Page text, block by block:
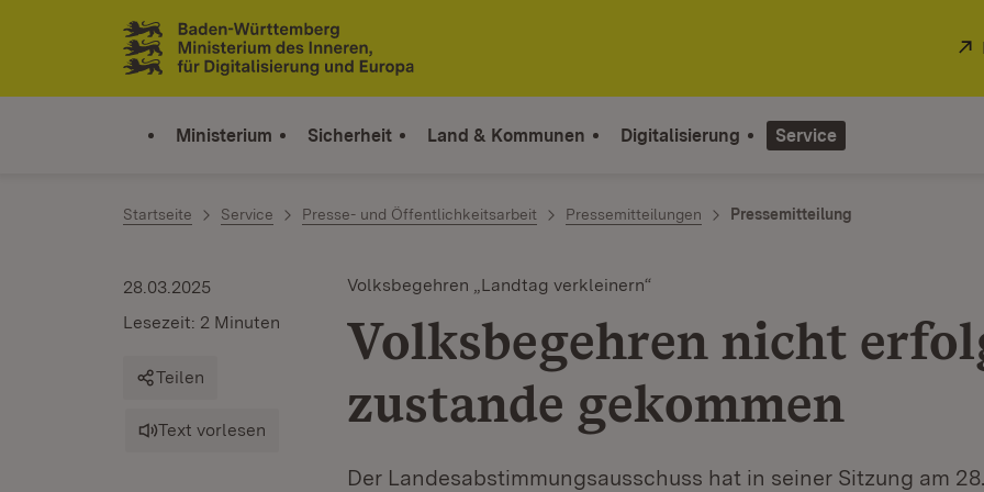
Zum Inhalt springen
Link zur Startseite
Ministerium Sicherheit Land & Kommunen Digitalisierung Service
Startseite Service Presse- und Öffentlichkeitsarbeit Pressemitteilungen Pressemitteilung
Volksbegehren „Landtag verkleinern“
Volksbegehren nicht
zustande gekommen
Der Landesabstimmungsausschuss hat in seiner Sitzung am
28.03.2025
Lesezeit: 2 Minuten
Teilen
Text vorlesen